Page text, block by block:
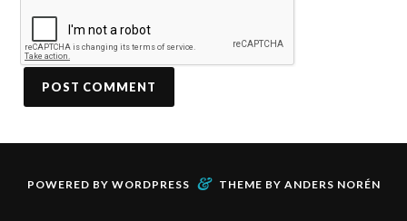
POWERED BY WORDPRESS & THEME BY ANDERS NORÉN